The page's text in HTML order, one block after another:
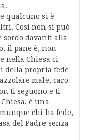
qualcuno si è
Così non si può
sordo davanti alla
il pane è, non
nella Chiesa ci
della propria fede
male, caro
ti seguono e ti
è una
chi ha fede,
del Padre senza